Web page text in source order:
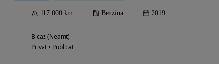
117 000 km Benzina 2019
Bicaz (Neamt)
Privat • Publicat